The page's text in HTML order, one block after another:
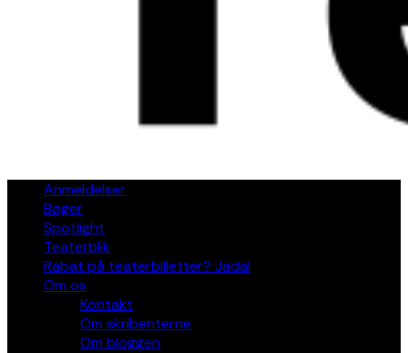
Anmeldelser
Bøger
Spotlight
Teaterblik
Rabat på teaterbilletter? Jada!
Om os
Kontakt
Om skribenterne
Om bloggen